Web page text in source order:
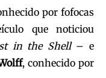
por fofocas
que noticiou
in the Shell– e
, conhecido por